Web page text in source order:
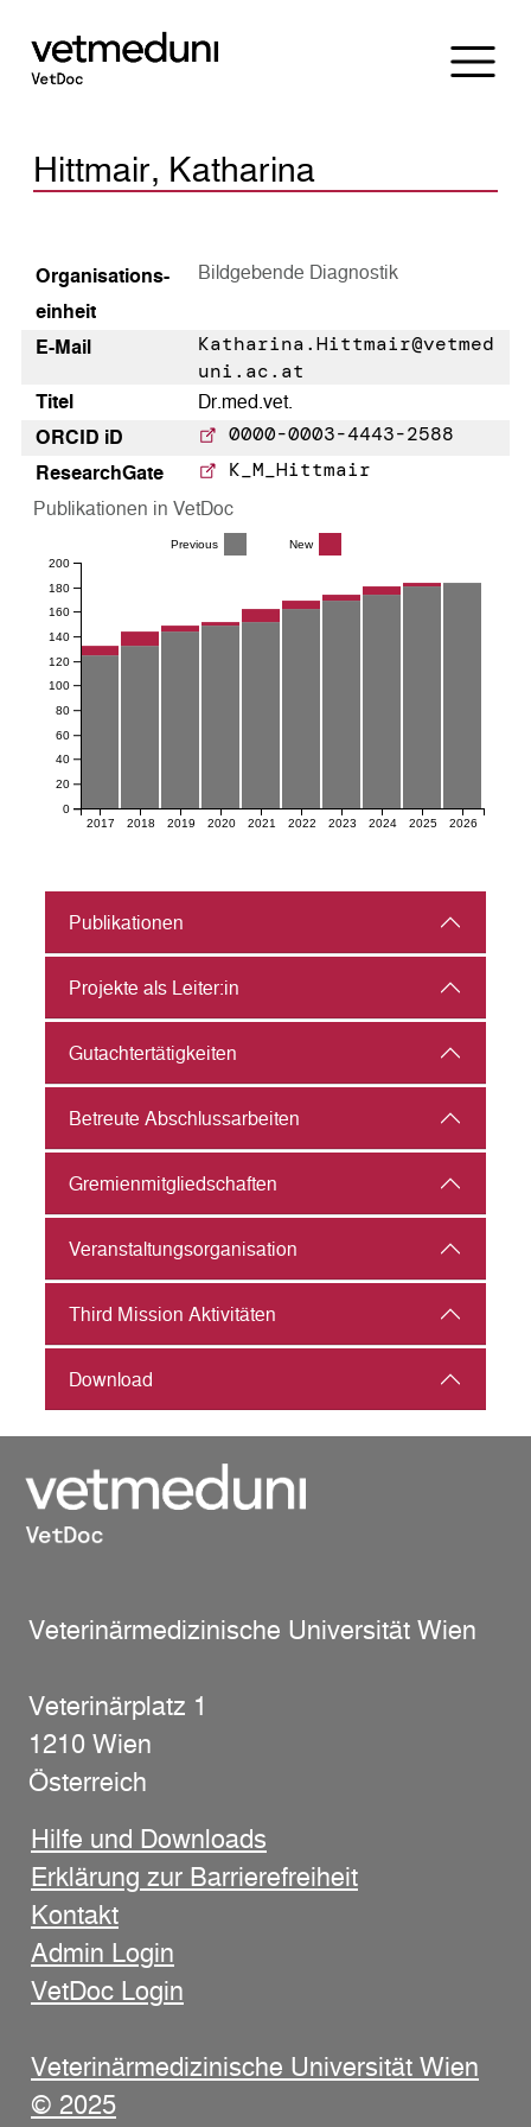
Hittmair, Katharina
Organisations­
einheit
Bildgebende Diagnostik
E-Mail
Katharina.Hittmair@vetmed
uni.ac.at
Titel
Dr.med.vet.
ORCID iD
0000-0003-4443-2588
Research­Gate K_M_Hittmair
Publikationen in VetDoc
2017 2018 2019 2020 2021 2022 2023 2024 2025 2026
0
20
40
60
80
100
120
140
160
180
200
Previous New
Publikationen
Projekte als Leiter:in
Gutachter­tätigkeiten
Betreute Abschlussarbeiten
Gremienmitgliedschaften
Veranstaltungs­organisation
Third Mission Aktivitäten
Download
Veterinärmedizinische Universität Wien
Veterinärplatz 1
1210 Wien
Österreich
Hilfe und Downloads
Erklärung zur Barrierefreiheit
Kontakt
Admin Login
VetDoc Login
Veterinärmedizinische Universität Wien
© 2025